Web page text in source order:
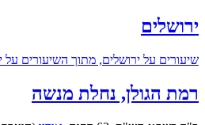
ירושלים
שיעורים על ירושלים, מתוך השיעורים על
רמת הגולן, נחלת מנשה